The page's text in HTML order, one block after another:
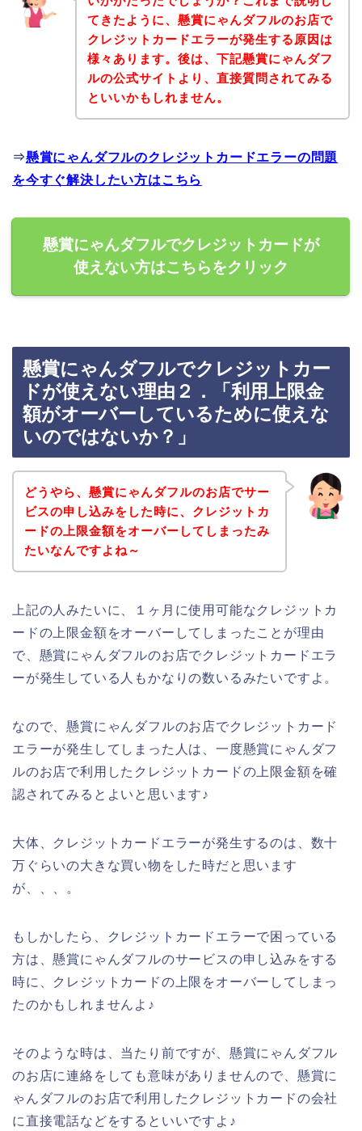
てきたように、懸賞にゃんダフルのお店で
クレジットカードエラーが発生する原因は
様々あります。後は、下記懸賞にゃんダフ
ルの公式サイトより、直接質問されてみる
といいかもしれません。
⇒懸賞にゃんダフルのクレジットカードエラーの問題
を今すぐ解決したい方はこちら
懸賞にゃんダフルでクレジットカードが
使えない方はこちらをクリック
懸賞にゃんダフルでクレジットカー
ドが使えない理由２．「利用上限金
額がオーバーしているために使えな
いのではないか？」
どうやら、懸賞にゃんダフルのお店でサー
ビスの申し込みをした時に、クレジットカ
ードの上限金額をオーバーしてしまったみ
たいなんですよね～
上記の人みたいに、１ヶ月に使用可能なクレジットカ
ードの上限金額をオーバーしてしまったことが理由
で、懸賞にゃんダフルのお店でクレジットカードエラ
ーが発生している人もかなりの数いるみたいですよ。
なので、懸賞にゃんダフルのお店でクレジットカード
エラーが発生してしまった人は、一度懸賞にゃんダフ
ルのお店で利用したクレジットカードの上限金額を確
認されてみるとよいと思います♪
大体、クレジットカードエラーが発生するのは、数十
万ぐらいの大きな買い物をした時だと思います
が、、、。
もしかしたら、クレジットカードエラーで困っている
方は、懸賞にゃんダフルのサービスの申し込みをする
時に、クレジットカードの上限をオーバーしてしまっ
たのかもしれませんよ♪
そのような時は、当たり前ですが、懸賞にゃんダフル
のお店に連絡をしても意味がありませんので、懸賞に
ゃんダフルのお店で利用したクレジットカードの会社
に直接電話などをするといいですよ♪